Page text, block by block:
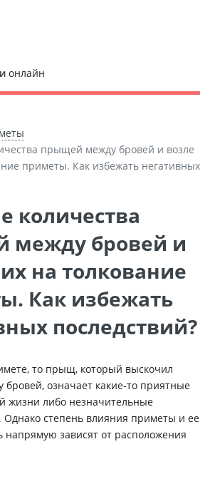
онлайн
прыщей между бровей и возле
приметы. Как избежать негативных
между бровей и
на толкование
Как избежать
последствий?
то прыщ, который выскочил
бровей, означает какие-то приятные
жизни либо незначительные
Однако степень влияния приметы и ее
напрямую зависят от расположения